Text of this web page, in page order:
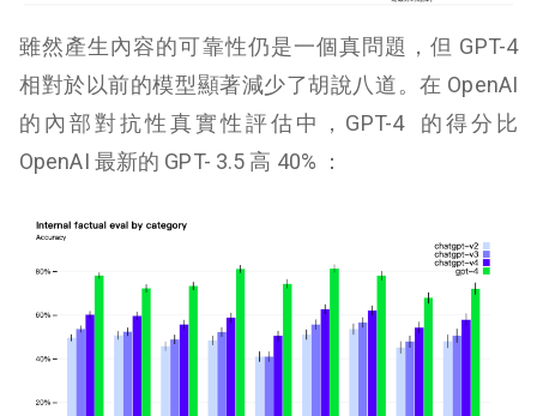
雖然產生內容的可靠性仍是一個真問題，但 GPT-4
相對於以前的模型顯著減少了胡說八道。在 OpenAI
的內部對抗性真實性評估中，GPT-4 的得分比
OpenAI 最新的 GPT- 3.5 高 40% ：